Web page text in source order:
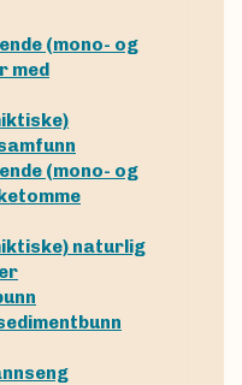
(mono- og
med
(mono- og
naturlig